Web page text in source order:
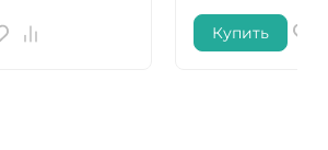
Купить